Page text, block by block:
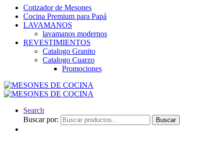
Cotizador de Mesones
Cocina Premium para Papá
LAVAMANOS
lavamanos modernos
REVESTIMIENTOS
Catalogo Granito
Catalogo Cuarzo
Promociones
Search
Buscar por:
Buscar